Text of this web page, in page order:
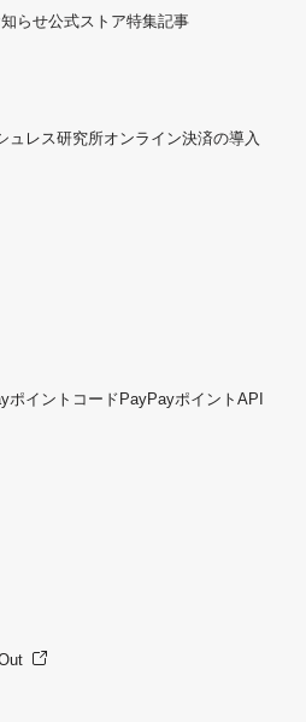
らせ公式ストア特集記事
ュレス研究所オンライン決済の導入
ポイントコードPayPayポイントAPI